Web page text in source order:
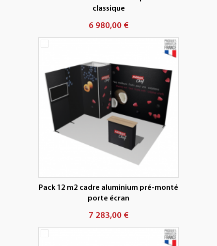
classique
6 980,00 €
Pack 12 m2 cadre aluminium pré-monté
porte écran
7 283,00 €